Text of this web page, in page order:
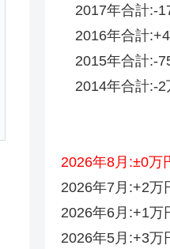
2017年合計:-
2016年合計
2015年合計:-
2014年合計:-
2026年8月:±0
2026年7月:+2
2026年6月:+1
2026年5月:+3